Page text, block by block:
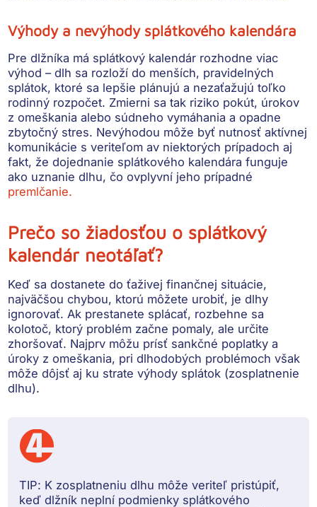
Výhody a nevýhody splátkového kalendára
Pre dlžníka má splátkový kalendár rozhodne viac
výhod –dlh sa rozloží do menších, pravidelných
splátok, ktoré sa lepšie plánujú a nezaťažujú toľko
rodinný rozpočet. Zmierni sa tak riziko pokút, úrokov
z omeškania alebo súdneho vymáhania a opadne
zbytočný stres. Nevýhodou môže byť nutnosť aktívnej
komunikácie s veriteľom av niektorých prípadoch aj
fakt, že dojednanie splátkového kalendára funguje
ako uznanie dlhu, čo ovplyvní jeho prípadné
premlčanie.
Prečo so žiadosťou o splátkový
kalendár neotáľať?
Keď sa dostanete do ťaživej finančnej situácie,
najväčšou chybou, ktorú môžete urobiť, je dlhy
ignorovať. Ak prestanete splácať, rozbehne sa
kolotoč, ktorý problém začne pomaly, ale určite
zhoršovať. Najprv môžu prísť sankčné poplatky a
úroky z omeškania, pri dlhodobých problémoch však
môže dôjsť aj ku strate výhody splátok (zosplatnenie
dlhu).
TIP: K zosplatneniu dlhu môže veriteľ pristúpiť,
keď dlžník neplní podmienky splátkového